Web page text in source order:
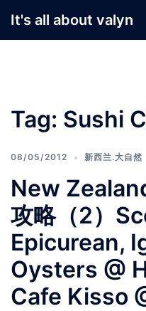
It's all about valyn
Tag: Sushi
08/05/2012 新西兰.大自然
New
攻略（2）
Epicurean,
Oysters @
Cafe Kisso